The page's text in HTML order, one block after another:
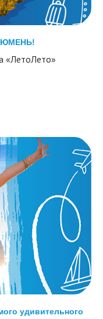
«ЛетоЛето»
удивительного